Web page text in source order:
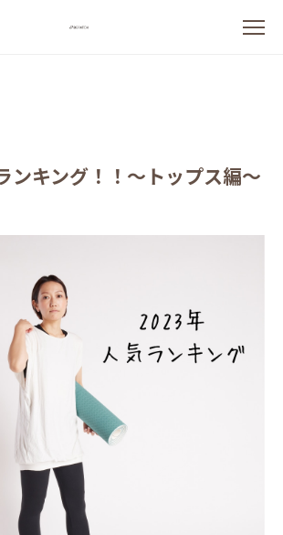
ンキング！！～トップス編～